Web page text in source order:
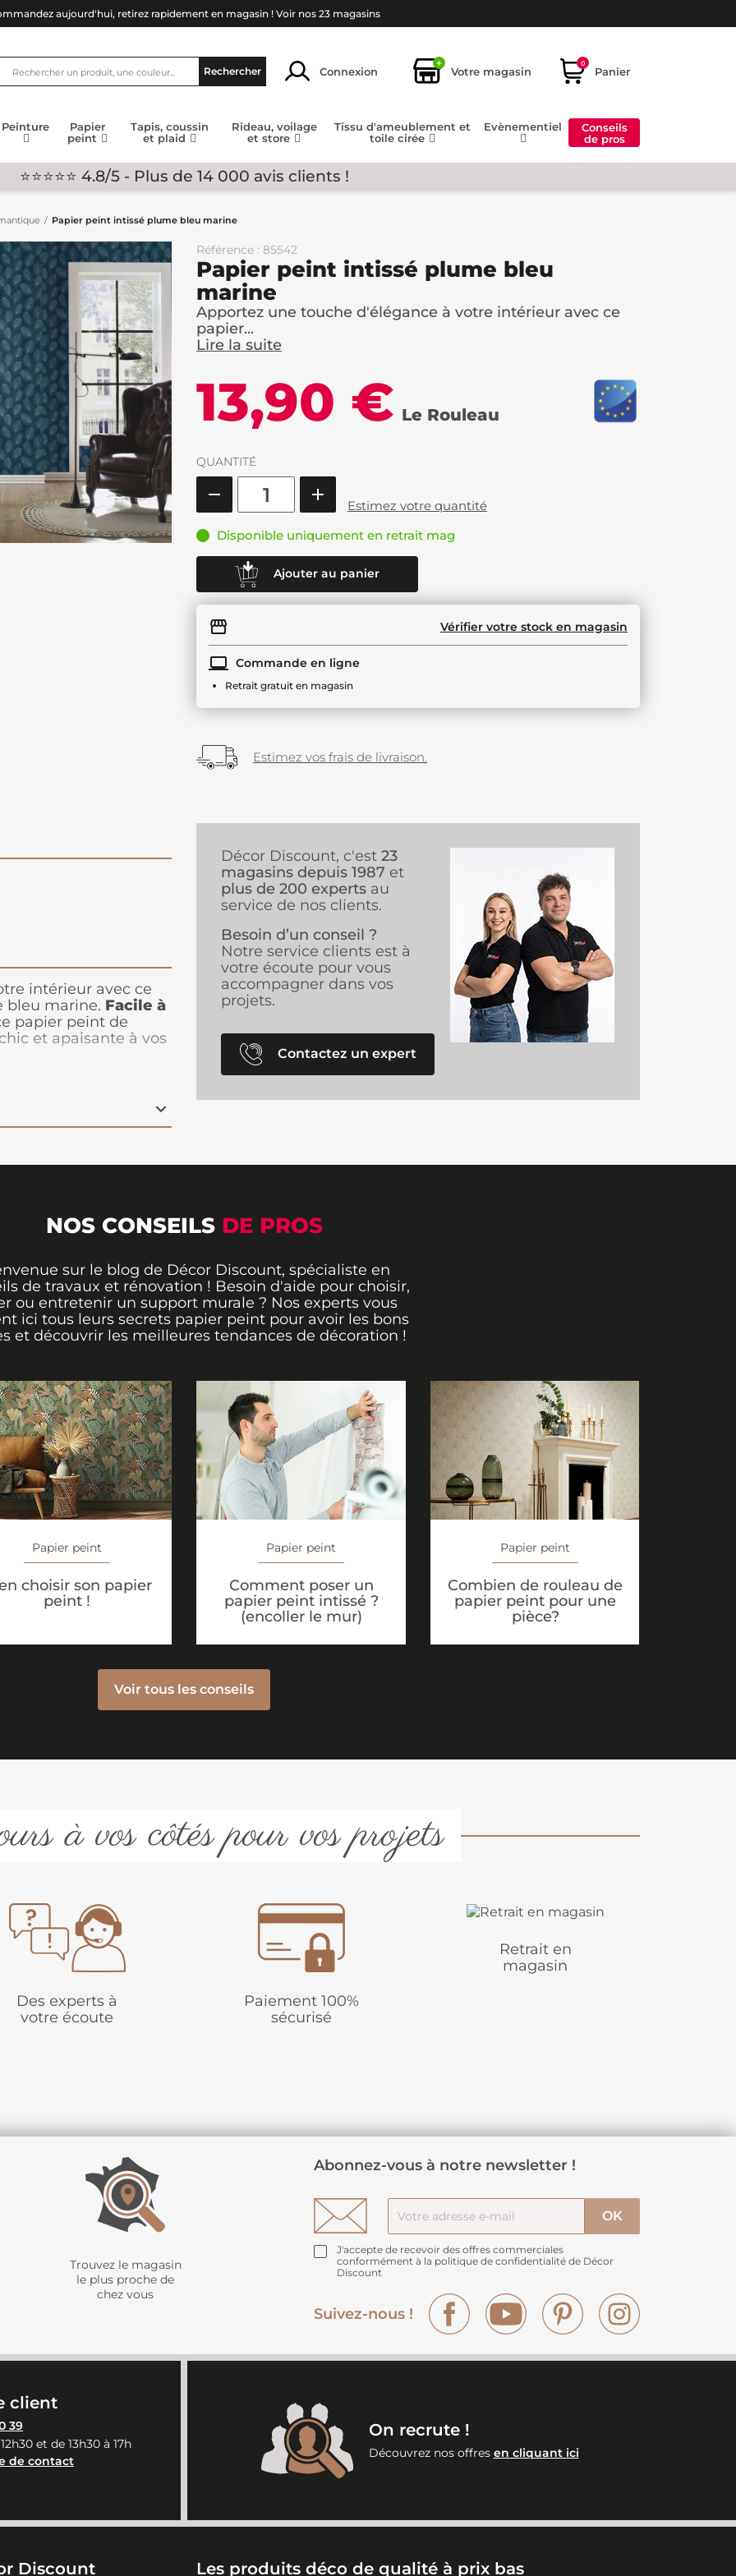
aujourd'hui, retirez rapidement en magasin ! Voir nos 23 magasins
Rechercher Connexion
+
Votre magasin
0
Panier
Peinture
Papier
peint
Tapis, coussin
et plaid
Rideau, voilage
et store
Tissu d'ameublement et
toile cirée
Evènementiel
Conseils
de pros
⭐⭐⭐⭐⭐ 4.8/5 - Plus de 14 000 avis clients !
Papier peint intissé plume bleu marine
Référence : 85542
Papier peint intissé plume bleu
marine
Apportez une touche d'élégance à votre intérieur avec ce
papier...
Lire la suite
13,90 € Le Rouleau
QUANTITÉ
Estimez votre quantité
Disponible uniquement en retrait mag
Ajouter au panier
Vérifier votre stock en magasin
Commande en ligne
Retrait gratuit en magasin
Estimez vos frais de livraison.
intérieur avec ce
bleu marine. Facile à
papier peint de
et apaisante à vos
intemporelle, parfaite
Décor Discount, c'est 23
magasins depuis 1987 et
plus de 200 experts au
service de nos clients.
Besoin d’un conseil ?
Notre service clients est à
votre écoute pour vous
accompagner dans vos
projets.
Contactez un expert
NOS CONSEILS DE PROS
sur le blog de Décor Discount, spécialiste en
de travaux et rénovation ! Besoin d'aide pour choisir,
ou entretenir un support murale ? Nos experts vous
ici tous leurs secrets papier peint pour avoir les bons
et découvrir les meilleures tendances de décoration !
Papier peint
choisir son papier
peint !
Papier peint
Comment poser un
papier peint intissé ?
(encoller le mur)
Papier peint
Combien de rouleau de
papier peint pour une
pièce?
Voir tous les conseils
à vos côtés pour vos projets
Des experts à
votre écoute
Paiement 100%
sécurisé
Retrait en
magasin
Trouvez le magasin
le plus proche de
chez vous
Abonnez-vous à notre newsletter !
J'accepte de recevoir des offres commerciales
conformément à la politique de confidentialité de Décor
Discount
Suivez-nous !
Facebook YouTube Pinterest
client
39
et de 13h30 à 17h
de contact
On recrute !
Découvrez nos offres en cliquant ici
Discount Les produits déco de qualité à prix bas